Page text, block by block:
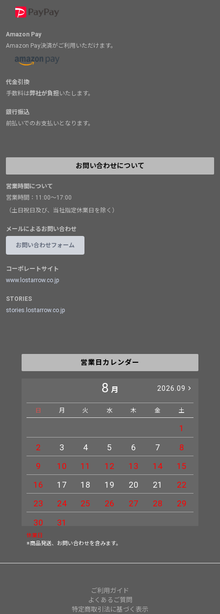
Amazon Pay
Amazon Pay決済がご利用いただけます。
代金引換
手数料は弊社が負担いたします。
銀行振込
前払いでのお支払いとなります。
お問い合わせについて
営業時間について
営業時間：11:00～17:00
（土日祝日及び、当社指定休業日を除く）
メールによるお問い合わせ
お問い合わせフォーム
コーポレートサイト
www.lostarrow.co.jp
STORIES
stories.lostarrow.co.jp
営業日カレンダー
8 月 2026.09
日 月 火 水 木 金 土
1
2
3 4 5 6 7
8
9
10 11 12 13 14
15
16
17 18 19 20 21
22
23
24 25 26 27 28
29
30
31
休業日
※商品発送、お問い合わせを含みます。
ご利用ガイド
よくあるご質問
特定商取引法に基づく表示